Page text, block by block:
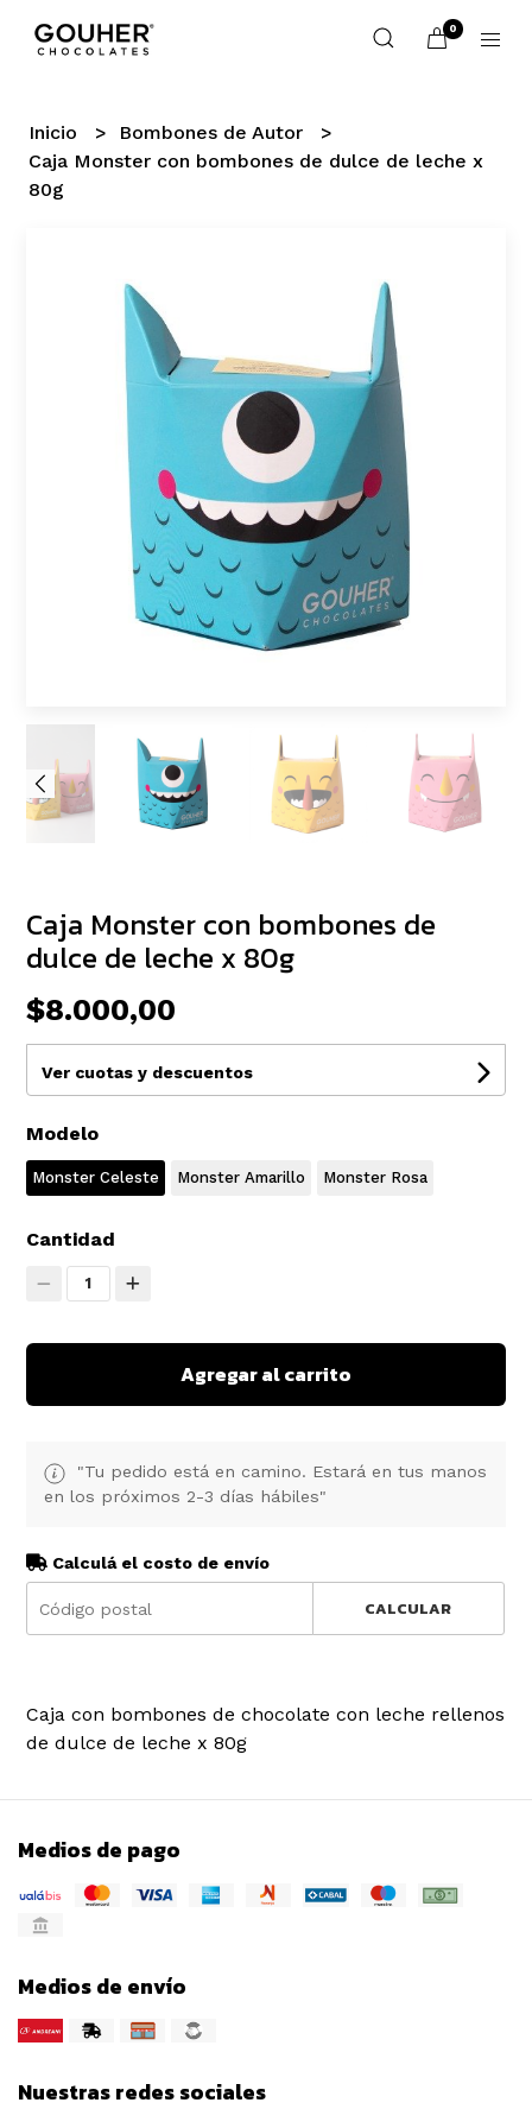
0
Inicio
Bombones de Autor
Caja Monster con bombones de dulce de leche x
80g
Caja Monster con bombones de
dulce de leche x 80g
$8.000,00
Ver cuotas y descuentos
Modelo
Monster Celeste Monster Amarillo Monster Rosa
Cantidad
1
Agregar al carrito
"Tu pedido está en camino. Estará en tus manos
en los próximos 2-3 días hábiles"
Calculá el costo de envío
CALCULAR
Caja con bombones de chocolate con leche rellenos
de dulce de leche x 80g
Medios de pago
Medios de envío
Nuestras redes sociales